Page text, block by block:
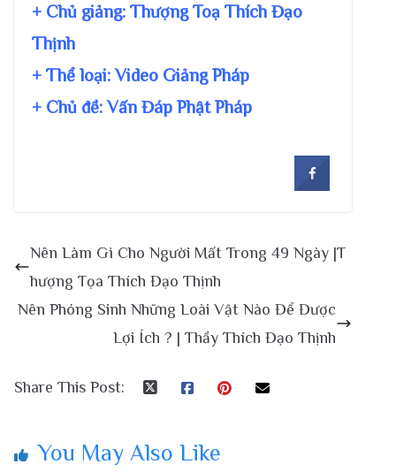
+ Chủ giảng: Thượng Toạ Thích Đạo
Thịnh
+ Thể loại: Video Giảng Pháp
+ Chủ đề:Vấn Đáp Phật Pháp
Nên Làm Gì Cho Người Mất Trong 49 Ngày |T
hượng Tọa Thích Đạo Thịnh
Nên Phóng Sinh Những Loài Vật Nào Để Được
Lợi Ích ? | Thầy Thích Đạo Thịnh
Share This Post:
You May Also Like